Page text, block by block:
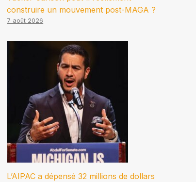
construire un mouvement post-MAGA ?
7 août 2026
L’AIPAC a dépensé 32 millions de dollars